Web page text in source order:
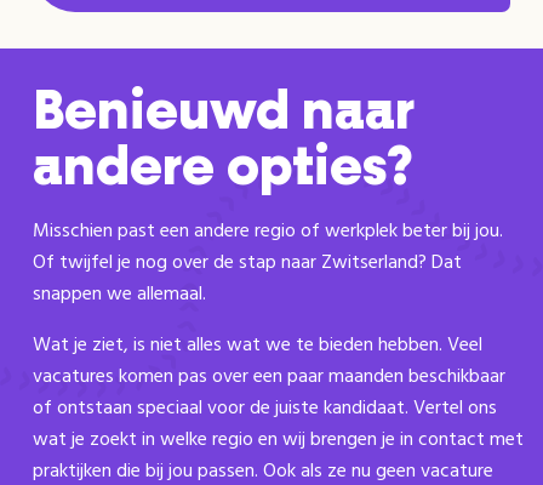
Benieuwd naar
andere opties?
Misschien past een andere regio of werkplek beter bij jou.
Of twijfel je nog over de stap naar Zwitserland? Dat
snappen we allemaal.
Wat je ziet, is niet alles wat we te bieden hebben. Veel
vacatures komen pas over een paar maanden beschikbaar
of ontstaan speciaal voor de juiste kandidaat. Vertel ons
wat je zoekt in welke regio en wij brengen je in contact met
praktijken die bij jou passen. Ook als ze nu geen vacature